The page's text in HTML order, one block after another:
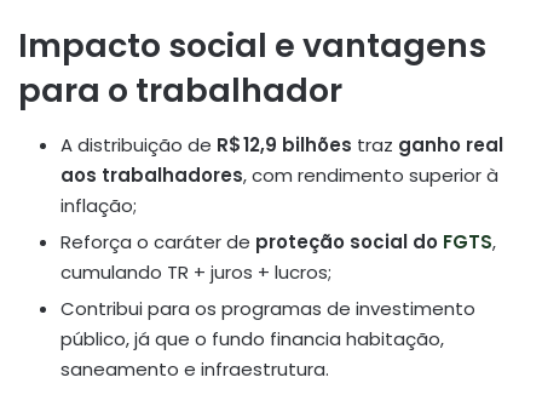
Impacto social e vantagens
para o trabalhador
A distribuição de R$ 12,9 bilhões traz ganho real
aos trabalhadores, com rendimento superior à
inflação;
Reforça o caráter de proteção social do FGTS,
cumulando TR + juros + lucros;
Contribui para os programas de investimento
público, já que o fundo financia habitação,
saneamento e infraestrutura.